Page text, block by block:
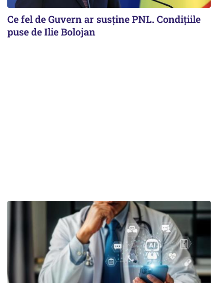
Ce fel de Guvern ar susține PNL. Condițiile
puse de Ilie Bolojan